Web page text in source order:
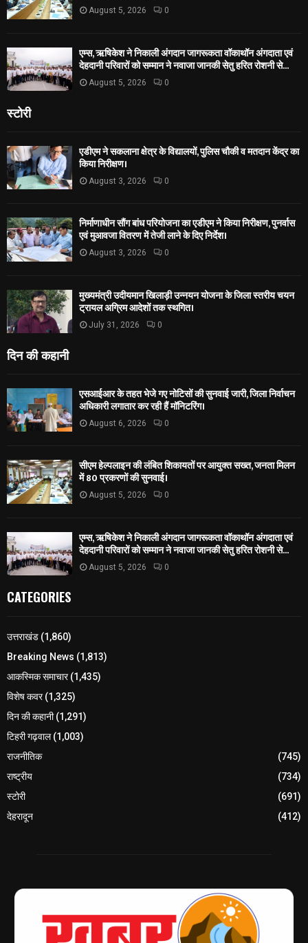
August 5, 2026 0
एम्स, ऋषिकेश ने निकाली अंगदान जागरूकता वॉकाथॉन अंगदाता एवं
देहदानी परिवारों को सम्मान ने नवाजा जानकी सेतु हरित रोशनी से...
August 5, 2026 0
स्टोरी
एडीएम ने सकलाना क्षेत्र के विद्यालयों, पुलिस चौकी व मतदान केंद्र का
किया निरीक्षण।
August 3, 2026 0
निर्माणाधीन सौंग बांध परियोजना का एडीएम ने किया निरीक्षण, पुनर्वास
एवं मुआवजा वितरण में तेजी लाने के दिए निर्देश।
August 3, 2026 0
मुख्यमंत्री उदीयमान खिलाड़ी उन्नयन योजना के जिला स्तरीय चयन
ट्रायल अग्रिम आदेशों तक स्थगित।
July 31, 2026 0
दिन की कहानी
एसआईआर के तहत भेजे गए नोटिसों की सुनवाई जारी, जिला निर्वाचन
अधिकारी लगातार कर रही हैं मॉनिटरिंग।
August 6, 2026 0
सीएम हेल्पलाइन की लंबित शिकायतों पर आयुक्त सख्त, जनता मिलन
में 80 प्रकरणों की सुनवाई।
August 5, 2026 0
एम्स, ऋषिकेश ने निकाली अंगदान जागरूकता वॉकाथॉन अंगदाता एवं
देहदानी परिवारों को सम्मान ने नवाजा जानकी सेतु हरित रोशनी से...
August 5, 2026 0
CATEGORIES
उत्तराखंड (1,860)
Breaking News (1,813)
आकस्मिक समाचार(1,435)
विशेष कवर(1,325)
दिन की कहानी(1,291)
टिहरी गढ़वाल(1,003)
राजनीतिक
(745)
राष्ट्रीय
(734)
स्टोरी
(691)
देहरादून
(412)